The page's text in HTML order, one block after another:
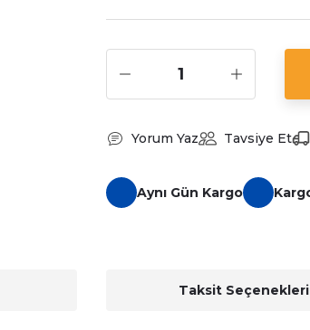
Yorum Yaz Tavsiye Et
Aynı Gün Kargo
Taksit Seçenekleri